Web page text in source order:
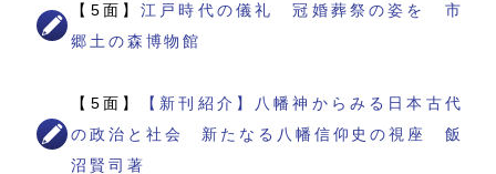
【5面】江戸時代の儀礼 冠婚葬祭の姿を 市
郷土の森博物館
【5面】
【新刊紹介】八幡神からみる日本古代
の政治と社会 新たなる八幡信仰史の視座 飯
沼賢司著